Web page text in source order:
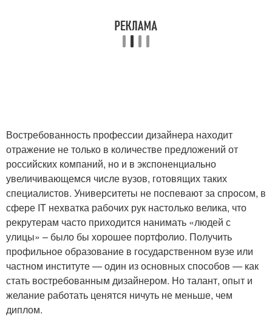
Востребованность профессии дизайнера находит
отражение не только в количестве предложений от
российских компаний, но и в экспоненциально
увеличивающемся числе вузов, готовящих таких
специалистов. Университеты не поспевают за спросом, в
сфере IT нехватка рабочих рук настолько велика, что
рекрутерам часто приходится нанимать «людей с
улицы» – было бы хорошее портфолио. Получить
профильное образование в государственном вузе или
частном институте — один из основных способов — как
стать востребованным дизайнером. Но талант, опыт и
желание работать ценятся ничуть не меньше, чем
диплом.